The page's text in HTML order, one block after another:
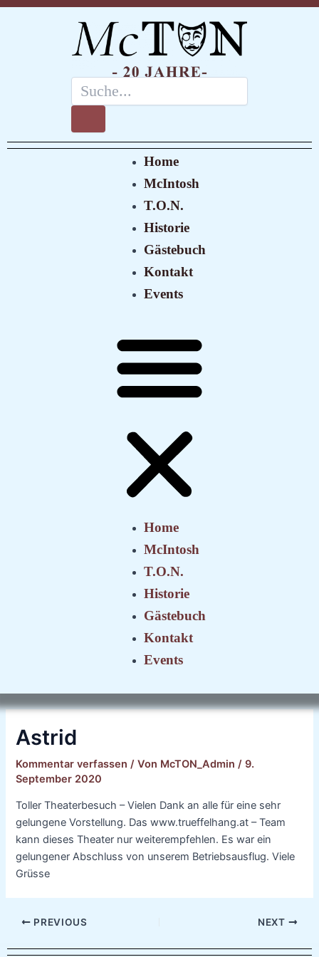
Zum
SucheSuche
Home
McIntosh
T.O.N.
Historie
Gästebuch
Kontakt
Events
Home
McIntosh
T.O.N.
Historie
Gästebuch
Kontakt
Events
Astrid
Kommentar verfassen / Von McTON_Admin/9.
September 2020
Toller Theaterbesuch – Vielen Dank an alle für eine sehr
gelungene Vorstellung. Das www.trueffelhang.at – Team
kann dieses Theater nur weiterempfehlen. Es war ein
gelungener Abschluss von unserem Betriebsausflug. Viele
Grüsse
Post
PREVIOUS NEXT